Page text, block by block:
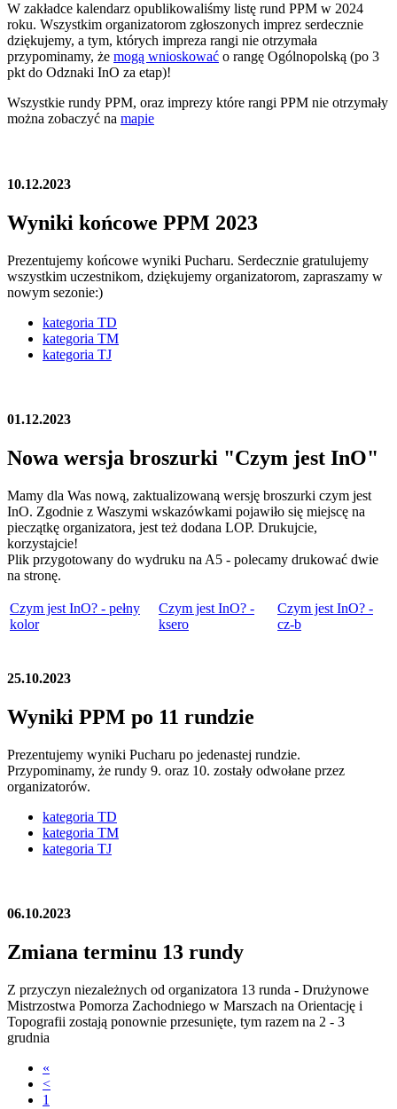
W zakładce kalendarz opublikowaliśmy listę rund PPM w 2024
roku. Wszystkim organizatorom zgłoszonych imprez serdecznie
dziękujemy, a tym, których impreza rangi nie otrzymała
przypominamy, że mogą wnioskować o rangę Ogólnopolską (po 3
pkt do Odznaki InO za etap)!
Wszystkie rundy PPM, oraz imprezy które rangi PPM nie otrzymały
można zobaczyć na mapie
10.12.2023
Wyniki końcowe PPM 2023
Prezentujemy końcowe wyniki Pucharu. Serdecznie gratulujemy
wszystkim uczestnikom, dziękujemy organizatorom, zapraszamy w
nowym sezonie:)
kategoria TD
kategoria TM
kategoria TJ
01.12.2023
Nowa wersja broszurki "Czym jest InO"
Mamy dla Was nową, zaktualizowaną wersję broszurki czym jest
InO. Zgodnie z Waszymi wskazówkami pojawiło się miejscę na
pieczątkę organizatora, jest też dodana LOP. Drukujcie,
korzystajcie!
Plik przygotowany do wydruku na A5 - polecamy drukować dwie
na stronę.
Czym jest InO? - pełny
kolor
Czym jest InO? -
ksero
Czym jest InO? -
cz-b
25.10.2023
Wyniki PPM po 11 rundzie
Prezentujemy wyniki Pucharu po jedenastej rundzie.
Przypominamy, że rundy 9. oraz 10. zostały odwołane przez
organizatorów.
kategoria TD
kategoria TM
kategoria TJ
06.10.2023
Zmiana terminu 13 rundy
Z przyczyn niezależnych od organizatora 13 runda - Drużynowe
Mistrzostwa Pomorza Zachodniego w Marszach na Orientację i
Topografii zostają ponownie przesunięte, tym razem na 2 - 3
grudnia
«
<
1